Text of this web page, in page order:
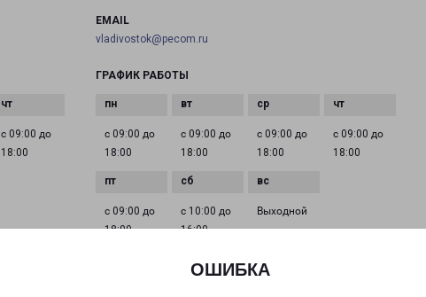
ОШИБКА
с 09:00 до
18:00
EMAIL
vladivostok@pecom.ru
ГРАФИК РАБОТЫ
с 09:00 до
18:00
с 09:00 до
18:00
с 09:00 до
18:00
с 09:00 до
18:00
с 09:00 до
18:00
с 10:00 до
16:00
Выходной